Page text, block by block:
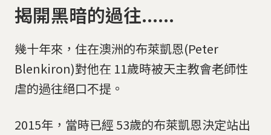
揭開黑暗的過往......
幾十年來，住在澳洲的布萊凱恩(Peter
Blenkiron)對他在 11歲時被天主教會老師性
虐的過往絕口不提。
2015年，當時已經 53歲的布萊凱恩決定站出